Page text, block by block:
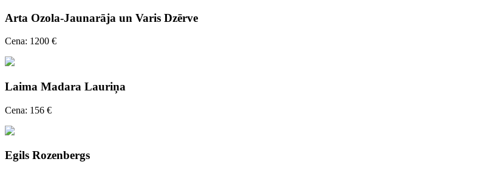
Arta Ozola-Jaunarāja un Varis Dzērve
Cena: 1200 €
Laima Madara Lauriņa
Cena: 156 €
Egils Rozenbergs